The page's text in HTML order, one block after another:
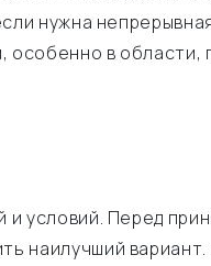
нужна
в области,
и условий. Перед
наилучший